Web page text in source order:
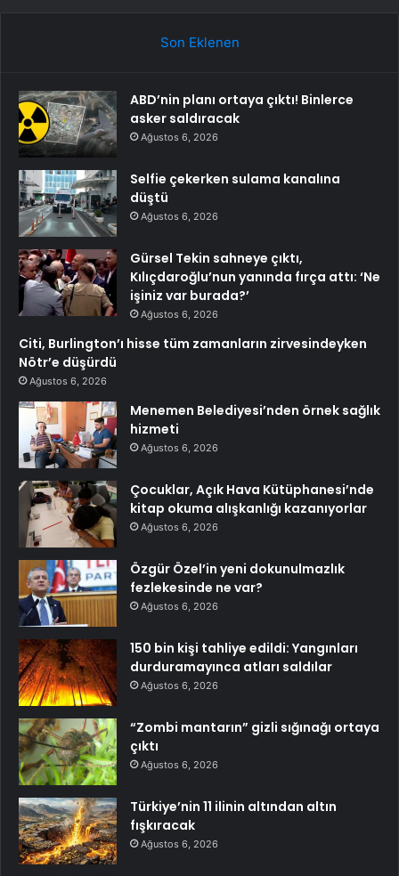
Son Eklenen
ABD’nin planı ortaya çıktı! Binlerce
asker saldıracak
Ağustos 6, 2026
Selfie çekerken sulama kanalına
düştü
Ağustos 6, 2026
Gürsel Tekin sahneye çıktı,
Kılıçdaroğlu’nun yanında fırça attı: ‘Ne
işiniz var burada?’
Ağustos 6, 2026
Citi, Burlington’ı hisse tüm zamanların zirvesindeyken
Nötr’e düşürdü
Ağustos 6, 2026
Menemen Belediyesi’nden örnek sağlık
hizmeti
Ağustos 6, 2026
Çocuklar, Açık Hava Kütüphanesi’nde
kitap okuma alışkanlığı kazanıyorlar
Ağustos 6, 2026
Özgür Özel’in yeni dokunulmazlık
fezlekesinde ne var?
Ağustos 6, 2026
150 bin kişi tahliye edildi: Yangınları
durduramayınca atları saldılar
Ağustos 6, 2026
“Zombi mantarın” gizli sığınağı ortaya
çıktı
Ağustos 6, 2026
Türkiye’nin 11 ilinin altından altın
fışkıracak
Ağustos 6, 2026